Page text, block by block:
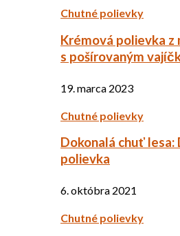
Chutné polievky
Krémová polievka z
s pošírovaným
19. marca 2023
Chutné polievky
Dokonalá chuť
polievka
6. októbra 2021
Chutné polievky